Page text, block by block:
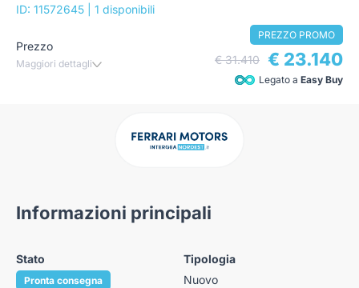
ID: 11572645 | 1 disponibili
Prezzo
Maggiori dettagli
PREZZO PROMO
€ 31.410 € 23.140
Legato a Easy Buy
Informazioni principali
Stato
Pronta consegna
Tipologia
Nuovo